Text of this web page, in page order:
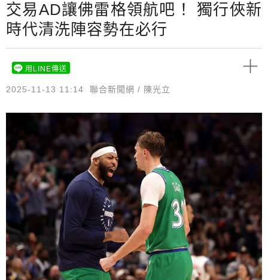
交易AD讓佛雷格領航吧！ 獨行俠新
時代清洗陣容勢在必行
2025-11-13 11:14 聯合新聞網 / 陳光立
用LINE傳送